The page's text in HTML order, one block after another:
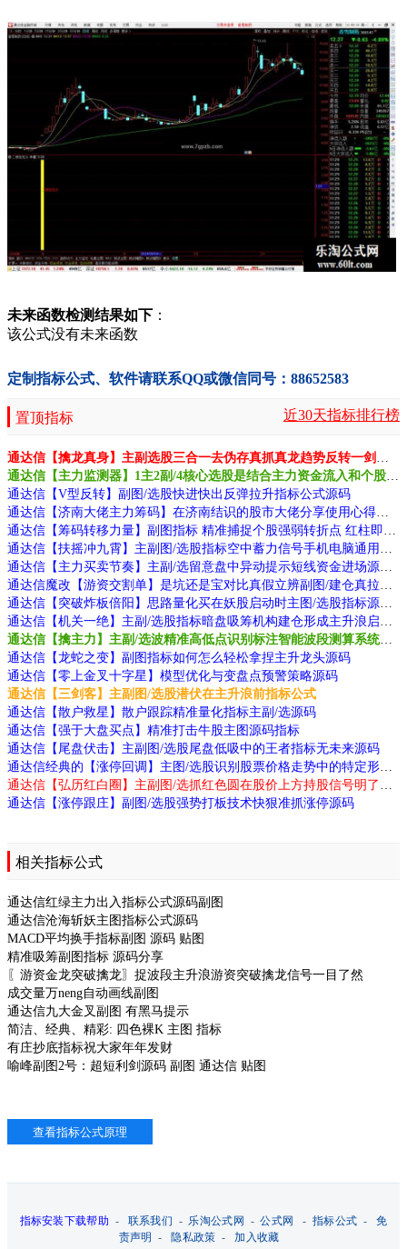
未来函数检测结果如下 ：
该公式没有未来函数
定制指标公式、软件请联系QQ或微信同号：88652583
置顶指标 近30天指标排行榜
通达信【擒龙真身】主副选股三合一去伪存真抓真龙趋势反转一剑封喉源码
通达信【主力监测器】1主2副/4核心选股是结合主力资金流入和个股走势转强源码
通达信【V型反转】副图/选股快进快出反弹拉升指标公式源码
通达信【济南大佬主力筹码】在济南结识的股市大佬分享使用心得副图
通达信【筹码转移力量】副图指标 精准捕捉个股强弱转折点 红柱即转强信号源码
通达信【扶摇冲九霄】主副图/选股指标空中蓄力信号手机电脑通用源码
通达信【主力买卖节奏】主副/选留意盘中异动提示短线资金进场源码
通达信魔改【游资交割单】是坑还是宝对比真假立辨副图/建仓真拉升源码
通达信【突破炸板倍阳】思路量化买在妖股启动时主图/选股指标源码
通达信【机关一绝】主副/选股指标暗盘吸筹机构建仓形成主升浪启动源码
通达信【擒主力】主副/选波精准高低点识别标注智能波段测算系统源码
通达信【龙蛇之变】副图指标如何怎么轻松拿捏主升龙头源码
通达信【零上金叉十字星】模型优化与变盘点预警策略源码
通达信【三剑客】主副图/选股潜伏在主升浪前指标公式
通达信【散户救星】散户跟踪精准量化指标主副/选源码
通达信【强于大盘买点】精准打击牛股主图源码指标
通达信【尾盘伏击】主副图/选股尾盘低吸中的王者指标无未来源码
通达信经典的【涨停回调】主图/选股识别股票价格走势中的特定形态信号源码
通达信【弘历红白圈】主副图/选抓红色圆在股价上方持股信号明了源码
通达信【涨停跟庄】副图/选股强势打板技术快狠准抓涨停源码
相关指标公式
通达信红绿主力出入指标公式源码副图
通达信沧海斩妖主图指标公式源码
MACD平均换手指标副图 源码 贴图
精准吸筹副图指标 源码分享
〖游资金龙突破擒龙〗捉波段主升浪游资突破擒龙信号一目了然
成交量万neng自动画线副图
通达信九大金叉副图 有黑马提示
简洁、经典、精彩: 四色裸K 主图 指标
有庄抄底指标祝大家年年发财
喻峰副图2号：超短利剑源码 副图 通达信 贴图
指标安装下载帮助 - 联系我们 - 乐淘公式网 -公式网 -指标公式 -免
责声明
- 隐私政策 -加入收藏